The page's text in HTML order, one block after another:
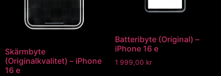
Skärmbyte
(Originalkvalitet) – iPhone
16 e
Batteribyte (Original) –
iPhone 16 e
1 999,00 kr